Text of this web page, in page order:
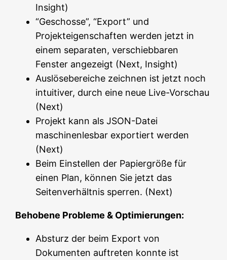
Insight)
“Geschosse”, “Export” und
Projekteigenschaften werden jetzt in
einem separaten, verschiebbaren
Fenster angezeigt (Next, Insight)
Auslösebereiche zeichnen ist jetzt noch
intuitiver, durch eine neue Live-Vorschau
(Next)
Projekt kann als JSON-Datei
maschinenlesbar exportiert werden
(Next)
Beim Einstellen der Papiergröße für
einen Plan, können Sie jetzt das
Seitenverhältnis sperren. (Next)
Behobene Probleme & Optimierungen:
Absturz der beim Export von
Dokumenten auftreten konnte ist